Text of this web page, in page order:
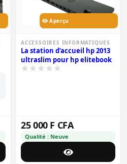
Aperçu
ACCESSOIRES INFORMATIQUES
La station d’accueil hp 2013
ultraslim pour hp elitebook
25 000 F CFA
Qualité : Neuve